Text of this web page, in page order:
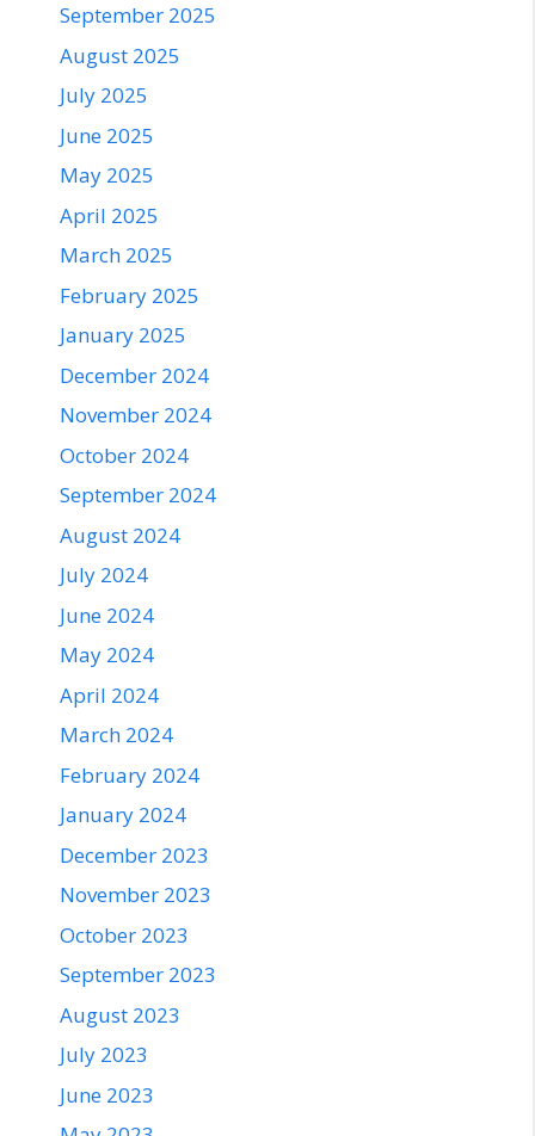
September 2025
August 2025
July 2025
June 2025
May 2025
April 2025
March 2025
February 2025
January 2025
December 2024
November 2024
October 2024
September 2024
August 2024
July 2024
June 2024
May 2024
April 2024
March 2024
February 2024
January 2024
December 2023
November 2023
October 2023
September 2023
August 2023
July 2023
June 2023